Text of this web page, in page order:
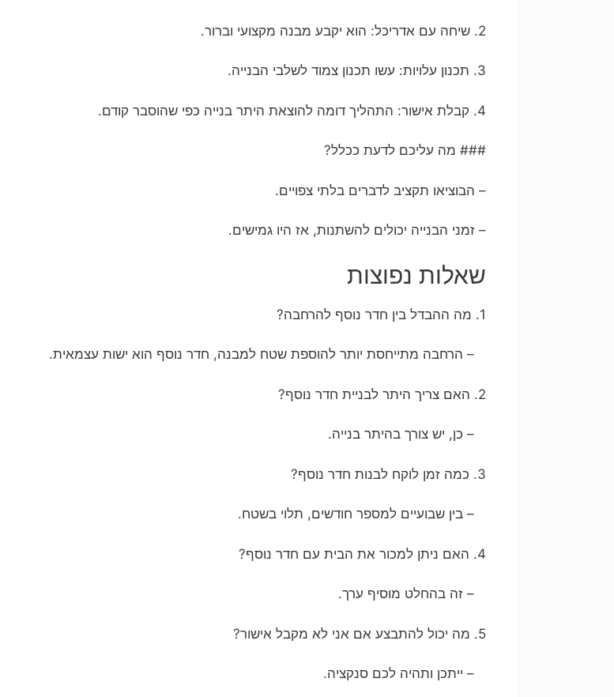
2. שיחה עם אדריכל: הוא יקבע מבנה מקצועי וברור.
3. תכנון עלויות: עשו תכנון צמוד לשלבי הבנייה.
4. קבלת אישור: התהליך דומה להוצאת היתר בנייה כפי שהוסבר קודם.
### מה עליכם לדעת ככלל?
– הבוציאו תקציב לדברים בלתי צפויים.
– זמני הבנייה יכולים להשתנות, אז היו גמישים.
שאלות נפוצות
1. מה ההבדל בין חדר נוסף להרחבה?
– הרחבה מתייחסת יותר להוספת שטח למבנה, חדר נוסף הוא ישות עצמאית.
2. האם צריך היתר לבניית חדר נוסף?
– כן, יש צורך בהיתר בנייה.
3. כמה זמן לוקח לבנות חדר נוסף?
– בין שבועיים למספר חודשים, תלוי בשטח.
4. האם ניתן למכור את הבית עם חדר נוסף?
– זה בהחלט מוסיף ערך.
5. מה יכול להתבצע אם אני לא מקבל אישור?
– ייתכן ותהיה לכם סנקציה.